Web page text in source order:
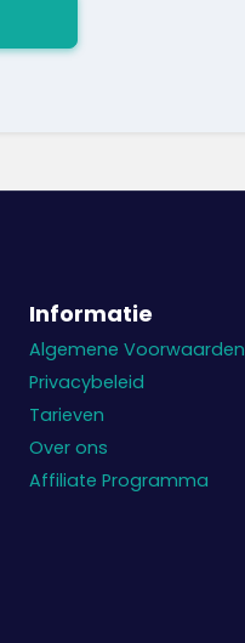
Informatie
Algemene Voorwaarden
Privacybeleid
Tarieven
Over ons
Affiliate Programma